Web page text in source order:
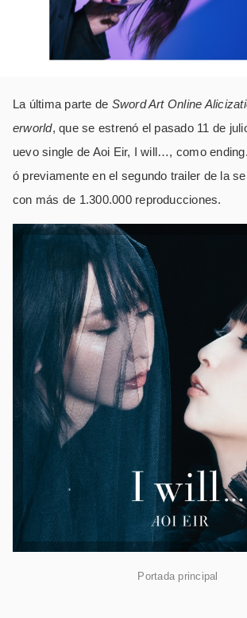
La última parte de Sword Art Online
erworld, que se estrenó el pasado 11 de
uevo single de Aoi Eir, I will…, como
ó previamente en el segundo trailer de la
con más de 1.300.000 reproducciones.
Portada principal